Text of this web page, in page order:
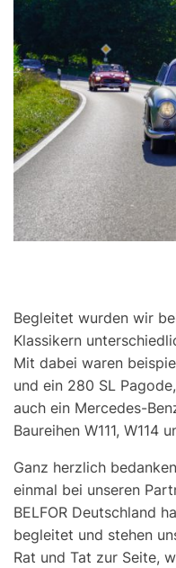
Begleitet wurden wir
Klassikern
Mit dabei waren
und ein 280 SL
auch ein Mercedes-
Baureihen W111, W114
Ganz herzlich
einmal bei unseren
BELFOR Deutschland
begleitet und stehen
Rat und Tat zur Seite,